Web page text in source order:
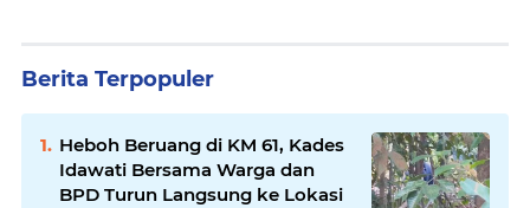
Berita Terpopuler
Heboh Beruang di KM 61, Kades
Idawati Bersama Warga dan
BPD Turun Langsung ke Lokasi